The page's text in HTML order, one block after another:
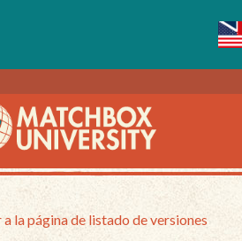
la página de listado de versiones